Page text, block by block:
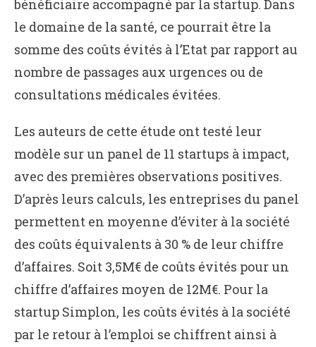
bénéficiaire accompagné par la startup. Dans
le domaine de la santé, ce pourrait être la
somme des coûts évités à l’Etat par rapport au
nombre de passages aux urgences ou de
consultations médicales évitées.
Les auteurs de cette étude ont testé leur
modèle sur un panel de 11 startups à impact,
avec des premières observations positives.
D’après leurs calculs, les entreprises du panel
permettent en moyenne d’éviter à la société
des coûts équivalents à 30 % de leur chiffre
d’affaires. Soit 3,5M€ de coûts évités pour un
chiffre d’affaires moyen de 12M€. Pour la
startup Simplon, les coûts évités à la société
par le retour à l’emploi se chiffrent ainsi à